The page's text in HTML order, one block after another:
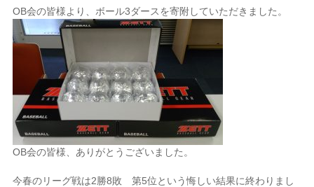
OB会の皆様より、ボール3ダースを寄附していただきました。
OB会の皆様、ありがとうございました。
今春のリーグ戦は2勝8敗 第5位という悔しい結果に終わりまし